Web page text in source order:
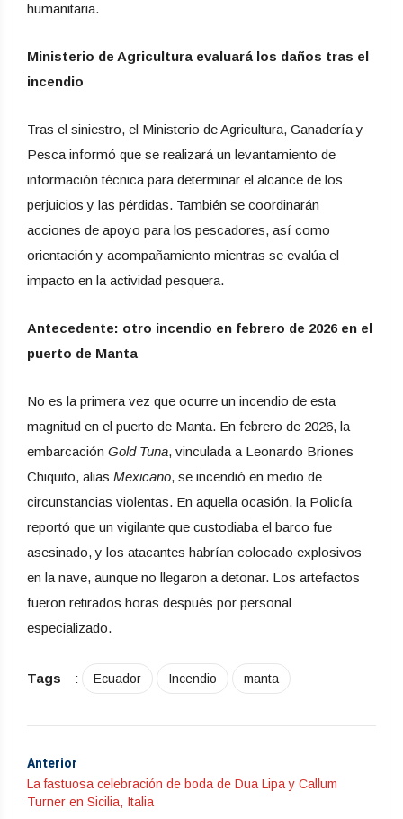
humanitaria.
Ministerio de Agricultura evaluará los daños tras el
incendio
Tras el siniestro, el Ministerio de Agricultura, Ganadería y
Pesca informó que se realizará un levantamiento de
información técnica para determinar el alcance de los
perjuicios y las pérdidas. También se coordinarán
acciones de apoyo para los pescadores, así como
orientación y acompañamiento mientras se evalúa el
impacto en la actividad pesquera.
Antecedente: otro incendio en febrero de 2026 en el
puerto de Manta
No es la primera vez que ocurre un incendio de esta
magnitud en el puerto de Manta. En febrero de 2026, la
embarcación Gold Tuna, vinculada a Leonardo Briones
Chiquito, alias Mexicano, se incendió en medio de
circunstancias violentas. En aquella ocasión, la Policía
reportó que un vigilante que custodiaba el barco fue
asesinado, y los atacantes habrían colocado explosivos
en la nave, aunque no llegaron a detonar. Los artefactos
fueron retirados horas después por personal
especializado.
Tags : Ecuador Incendio manta
Anterior
La fastuosa celebración de boda de Dua Lipa y Callum
Turner en Sicilia, Italia